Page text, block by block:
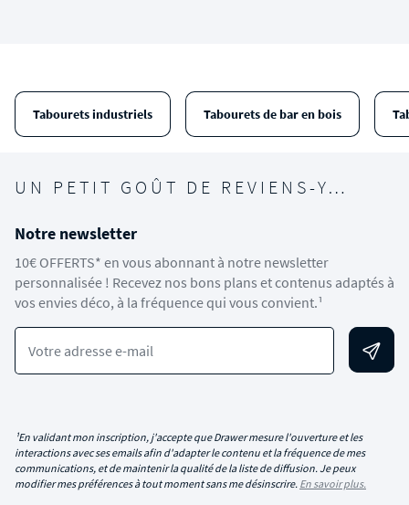
Tabourets industriels Tabourets de bar en bois
UN PETIT GOÛT DE REVIENS-Y…
Notre newsletter
10€ OFFERTS* en vous abonnant à notre newsletter
personnalisée ! Recevez nos bons plans et contenus adaptés à
vos envies déco, à la fréquence qui vous convient.¹
Votre adresse e-mail
¹En validant mon inscription, j'accepte que Drawer mesure l'ouverture et les
interactions avec ses emails afin d'adapter le contenu et la fréquence de mes
communications, et de maintenir la qualité de la liste de diffusion. Je peux
modifier mes préférences à tout moment sans me désinscrire. En savoir plus.